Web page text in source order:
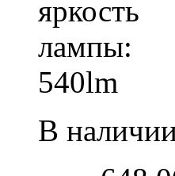
яркость
лампы:
540lm
В